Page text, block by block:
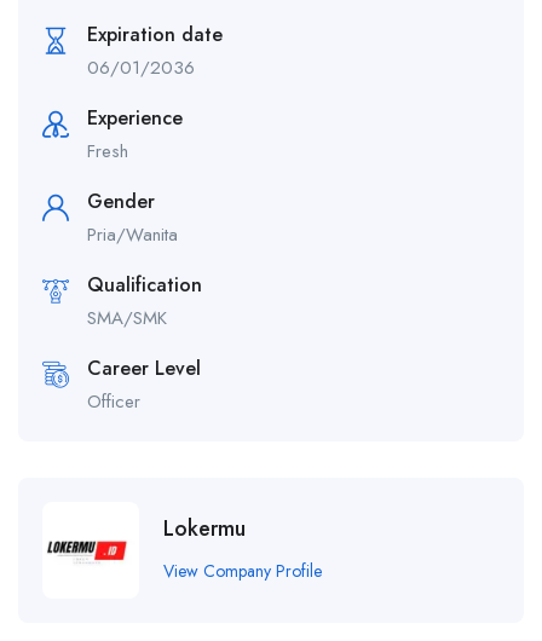
Expiration date
06/01/2036
Experience
Fresh
Gender
Pria/Wanita
Qualification
SMA/SMK
Career Level
Officer
Lokermu
View Company Profile